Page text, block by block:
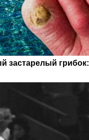
застарелый грибок: